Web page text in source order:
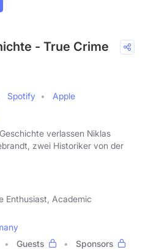
- True Crime
Spotify
Apple
verlassen Niklas
zwei Historiker von der
Enthusiast, Academic
Guests
Sponsors